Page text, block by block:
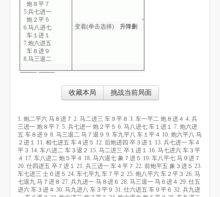
炮８平７
5.兵七进一
炮２平５
6.马八进七
车１进１
7.炮六进五
车８进９
8.马三退二
9.车九平八
12.后炮进四
卒３进１
13.兵七进一
车４平３
14.车八进二
车３退２
15.马二进三
卒１进１
16.马七进六
车３平４
变着(单击选择) 升降删
收藏本局 挑战当前局面
1. 炮二平六 马８进７ 2. 马二进三 车９平８ 3. 车一平二 炮８进４ 4. 兵
三进一 炮８平７ 5. 兵七进一 炮２平５ 6. 马八进七 车１进１ 7. 炮六进
五 车８进９ 8. 马三退二 马７退９ 9. 车九平八 车１平４ 10. 炮六平八 马
２进１ 11. 相七进五 车４进５ 12. 后炮进四 卒３进１ 13. 兵七进一 车４
平３ 14. 车八进二 车３退２ 15. 马二进三 卒１进１ 16. 马七进六 车３平
４ 17. 车八进二 炮５平４ 18. 马六退七 象７进５ 19. 车八平七 马９进７
20. 仕四进五 卒７进１ 21. 兵三进一 车４平７ 22. 前炮平五 象３进５ 23.
车七进三 士６进５ 24. 车七平九 车７平２ 25. 炮八平六 车２平３ 26. 马
七退九 马７进８ 27. 兵九进一 马８进６ 28. 马三退一 马６进４ 29. 仕五
进六 车３进４ 30. 马九进八 车３平９ 31. 仕六进五 车９平６ 32. 兵九进